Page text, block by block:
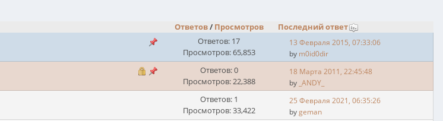
Ответов/ Просмотров
Последний ответ
Ответов: 17
Просмотров: 65,853
13 Февраля 2015, 07:33:06
by m0id0dir
Ответов: 0
Просмотров: 22,388
18 Марта 2011, 22:45:48
by _ANDY_
Ответов: 1
Просмотров: 33,422
25 Февраля 2021, 06:35:26
bygeman